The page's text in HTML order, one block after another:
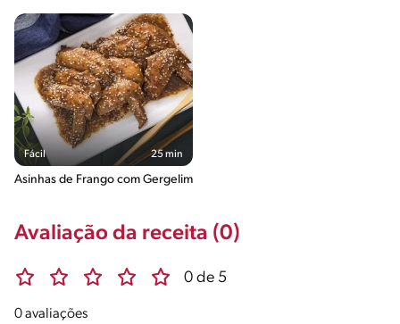
Fácil 25 min
Asinhas de Frango com Gergelim
Avaliação da receita (0)
0 de 5
0 avaliações